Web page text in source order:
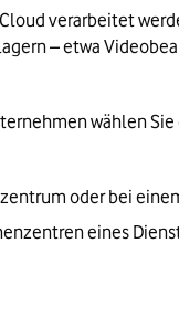
verarbeitet
– etwa
wählen
oder bei
eines